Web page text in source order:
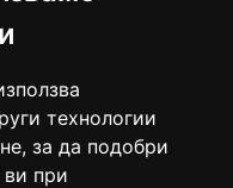
технологии
за да подобри
при